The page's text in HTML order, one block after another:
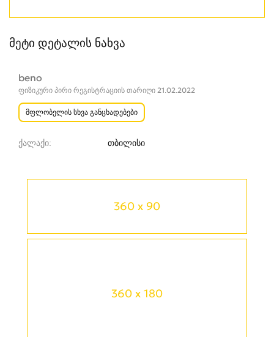
360 x 90
360 x 180
მეტი დეტალის ნახვა
beno
ფიზიკური პირი რეგისტრაციის თარიღი 21.02.2022
მფლობელის სხვა განცხადებები
ქალაქი თბილისი